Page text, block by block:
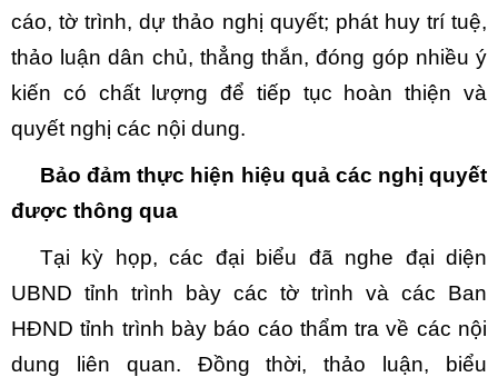
cáo, tờ trình, dự thảo nghị quyết; phát huy trí tuệ,
thảo luận dân chủ, thẳng thắn, đóng góp nhiều ý
kiến có chất lượng để tiếp tục hoàn thiện và
quyết nghị các nội dung.
Bảo đảm thực hiện hiệu quảcác nghị quyết
được thông qua
Tại kỳ họp, các đại biểu đã nghe đại diện
UBND tỉnh trình bày các tờ trình và các Ban
HĐND tỉnh trình bày báo cáo thẩm tra về các nội
dung liên quan. Đồng thời, thảo luận, biểu